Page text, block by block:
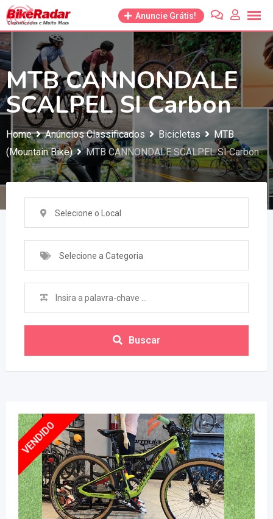
Anuncie Grátis!
MTB CANNONDALE
SCALPEL SI Carbon
Home Anúncios Classificados Bicicletas
MTB
(Mountain Bike)
MTB CANNONDALE SCALPEL SI Carbon
Selecione o Local
Selecione a Categoria
Buscar
VENDIDO